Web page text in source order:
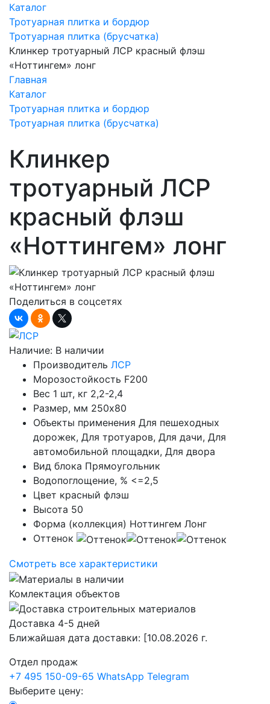
Каталог
Тротуарная плитка и бордюр
Тротуарная плитка (брусчатка)
Клинкер тротуарный ЛСР красный флэш
«Ноттингем» лонг
Главная
Каталог
Тротуарная плитка и бордюр
Тротуарная плитка (брусчатка)
Клинкер
тротуарный ЛСР
красный флэш
«Ноттингем» лонг
Поделиться в соцсетях
Наличие: В наличии
Производитель ЛСР
Морозостойкость F200
Вес 1 шт, кг 2,2-2,4
Размер, мм 250х80
Объекты применения Для пешеходных
дорожек, Для тротуаров, Для дачи, Для
автомобильной площадки, Для двора
Вид блока Прямоугольник
Водопоглощение, % <=2,5
Цвет красный флэш
Высота 50
Форма (коллекция) Ноттингем Лонг
Оттенок
Смотреть все характеристики
Комлектация объектов
Доставка 4-5 дней
Ближайшая дата доставки: [10.08.2026 г.
Отдел продаж
+7 495 150-09-65 WhatsApp Telegram
Выберите цену: